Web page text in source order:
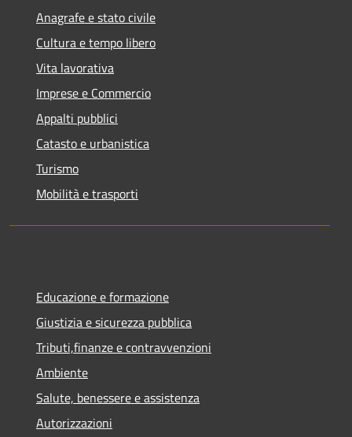
Anagrafe e stato civile
Cultura e tempo libero
Vita lavorativa
Imprese e Commercio
Appalti pubblici
Catasto e urbanistica
Turismo
Mobilità e trasporti
Educazione e formazione
Giustizia e sicurezza pubblica
Tributi,finanze e contravvenzioni
Ambiente
Salute, benessere e assistenza
Autorizzazioni